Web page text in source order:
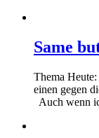
Same
Thema
einen gegen
Auch wenn